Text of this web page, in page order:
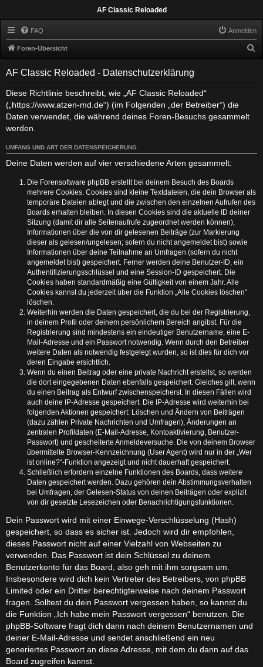
AF Classic Reloaded
FAQ Anmelden
Foren-Übersicht
AF Classic Reloaded - Datenschutzerklärung
Diese Richtlinie beschreibt, wie „AF Classic Reloaded“
(„https://www.atzen-md.de“) (im Folgenden „der Betreiber“) die
Daten verwendet, die während deines Foren-Besuchs gesammelt
werden.
UMFANG UND ART DER DATENSPEICHERUNG
Deine Daten werden auf vier verschiedene Arten gesammelt:
Die Forensoftware phpBB erstellt bei deinem Besuch des Boards
mehrere Cookies. Cookies sind kleine Textdateien, die dein Browser als
temporäre Dateien ablegt und die zwischen den einzelnen Aufrufen des
Boards erhalten bleiben. In diesen Cookies sind die aktuelle ID deiner
Sitzung (damit dir alle Seitenaufrufe zugeordnet werden können),
Informationen über die von dir gelesenen Beiträge (zur Markierung
dieser als gelesen/ungelesen; sofern du nicht angemeldet bist) sowie
Informationen über deine Teilnahme an Umfragen (sofern du nicht
angemeldet bist) gespeichert. Ferner werden deine Benutzer-ID, ein
Authentifizierungsschlüssel und eine Session-ID gespeichert. Die
Cookies haben standardmäßig eine Gültigkeit von einem Jahr. Alle
Cookies kannst du jederzeit über die Funktion „Alle Cookies löschen“
löschen.
Weiterhin werden die Daten gespeichert, die du bei der Registrierung,
in deinem Profil oder deinem persönlichem Bereich angibst. Für die
Registrierung sind mindestens ein eindeutiger Benutzername, eine E-
Mail-Adresse und ein Passwort notwendig. Wenn durch den Betreiber
weitere Daten als notwendig festgelegt wurden, so ist dies für dich vor
deren Eingabe ersichtlich.
Wenn du einen Beitrag oder eine private Nachricht erstellst, so werden
die dort eingegebenen Daten ebenfalls gespeichert. Gleiches gilt, wenn
du einen Beitrag als Entwurf zwischenspeicherst. In diesen Fällen wird
auch deine IP-Adresse gespeichert. Die IP-Adresse wird weiterhin bei
folgenden Aktionen gespeichert: Löschen und Ändern von Beiträgen
(dazu zählen Private Nachrichten und Umfragen), Änderungen an
zentralen Profildaten (E-Mail-Adresse, Kontoaktivierung, Benutzer-
Passwort) und gescheiterte Anmeldeversuche. Die von deinem Browser
übermittelte Browser-Kennzeichnung (User Agent) wird nur in der „Wer
ist online?“-Funktion angezeigt und nicht dauerhaft gespeichert.
Schließlich erfordern einzelne Funktionen des Boards, dass weitere
Daten gespeichert werden. Dazu gehören dein Abstimmungsverhalten
bei Umfragen, der Gelesen-Status von deinen Beiträgen oder explizit
von dir gesetzte Lesezeichen oder Benachrichtigungsfunktionen.
Dein Passwort wird mit einer Einwege-Verschlüsselung (Hash)
gespeichert, so dass es sicher ist. Jedoch wird dir empfohlen,
dieses Passwort nicht auf einer Vielzahl von Webseiten zu
verwenden. Das Passwort ist dein Schlüssel zu deinem
Benutzerkonto für das Board, also geh mit ihm sorgsam um.
Insbesondere wird dich kein Vertreter des Betreibers, von phpBB
Limited oder ein Dritter berechtigterweise nach deinem Passwort
fragen. Solltest du dein Passwort vergessen haben, so kannst du
die Funktion „Ich habe mein Passwort vergessen“ benutzen. Die
phpBB-Software fragt dich dann nach deinem Benutzernamen und
deiner E-Mail-Adresse und sendet anschließend ein neu
generiertes Passwort an diese Adresse, mit dem du dann auf das
Board zugreifen kannst.